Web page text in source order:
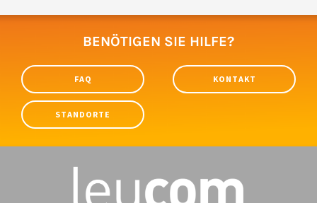
BENÖTIGEN SIE HILFE?
FAQ KONTAKT
STANDORTE